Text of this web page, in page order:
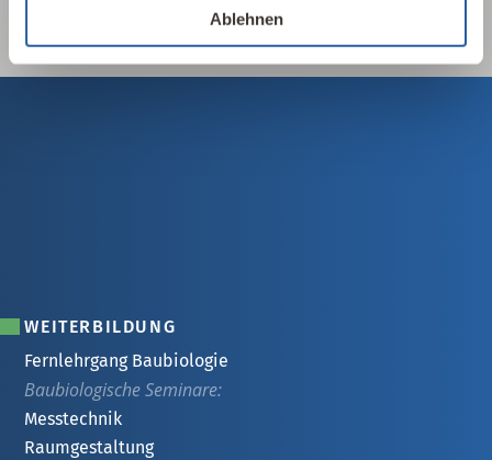
Ablehnen
WEITERBILDUNG
Fernlehrgang Baubiologie
Baubiologische Seminare:
Messtechnik
Raumgestaltung